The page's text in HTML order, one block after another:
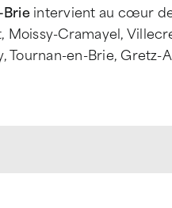
Brieintervient au cœur de
Cramayel,
Tournan-en-Brie,